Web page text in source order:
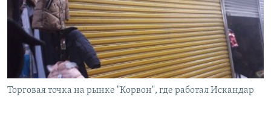
Торговая точка на рынке "Корвон", где работал Искандар